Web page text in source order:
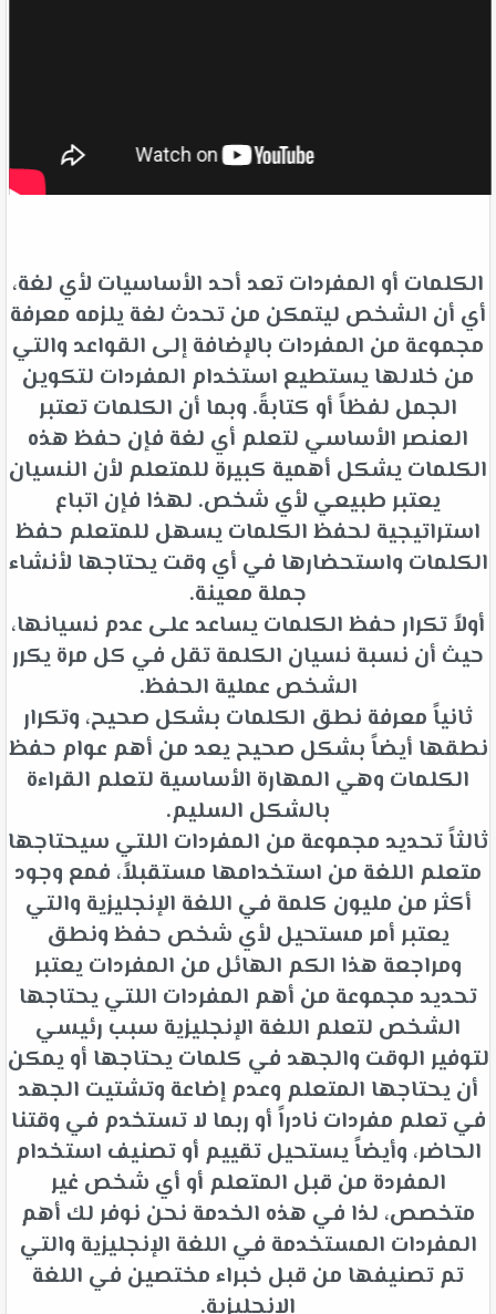
الكلمات أو المفردات تعد أحد الأساسيات لأي لغة،
أي أن الشخص ليتمكن من تحدث لغة يلزمه معرفة
مجموعة من المفردات بالإضافة إلى القواعد والتي
من خلالها يستطيع استخدام المفردات لتكوين
الجمل لفظاً أو كتابةً. وبما أن الكلمات تعتبر
العنصر الأساسي لتعلم أي لغة فإن حفظ هذه
الكلمات يشكل أهمية كبيرة للمتعلم لأن النسيان
يعتبر طبيعي لأي شخص. لهذا فإن اتباع
استراتيجية لحفظ الكلمات يسهل للمتعلم حفظ
الكلمات واستحضارها في أي وقت يحتاجها لأنشاء
جملة معينة.
أولاً تكرار حفظ الكلمات يساعد على عدم نسيانها،
حيث أن نسبة نسيان الكلمة تقل في كل مرة يكرر
الشخص عملية الحفظ.
ثانياً معرفة نطق الكلمات بشكل صحيح، وتكرار
نطقها أيضاً بشكل صحيح يعد من أهم عوام حفظ
الكلمات وهي المهارة الأساسية لتعلم القراءة
بالشكل السليم.
ثالثاً تحديد مجموعة من المفردات اللتي سيحتاجها
متعلم اللغة من استخدامها مستقبلاً، فمع وجود
أكثر من مليون كلمة في اللغة الإنجليزية والتي
يعتبر أمر مستحيل لأي شخص حفظ ونطق
ومراجعة هذا الكم الهائل من المفردات يعتبر
تحديد مجموعة من أهم المفردات اللتي يحتاجها
الشخص لتعلم اللغة الإنجليزية سبب رئيسي
لتوفير الوقت والجهد في كلمات يحتاجها أو يمكن
أن يحتاجها المتعلم وعدم إضاعة وتشتيت الجهد
في تعلم مفردات نادراً أو ربما لا تستخدم في وقتنا
الحاضر، وأيضاً يستحيل تقييم أو تصنيف استخدام
المفردة من قبل المتعلم أو أي شخص غير
متخصص، لذا في هذه الخدمة نحن نوفر لك أهم
المفردات المستخدمة في اللغة الإنجليزية والتي
تم تصنيفها من قبل خبراء مختصين في اللغة